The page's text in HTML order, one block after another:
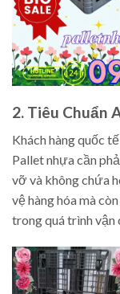
2. Tiêu Chuẩn
Khách hàng quốc
Pallet nhựa cần
vỡ và không chứa
vệ hàng hóa mà
trong quá trình vận